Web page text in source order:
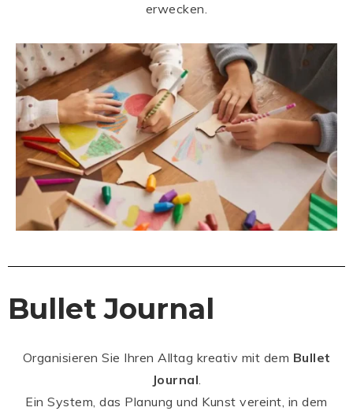
erwecken.
Bullet Journal
Organisieren Sie Ihren Alltag kreativ mit dem Bullet
Journal.
Ein System, das Planung und Kunst vereint, in dem